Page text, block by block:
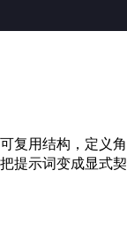
复用结构，定义角
提示词变成显式契